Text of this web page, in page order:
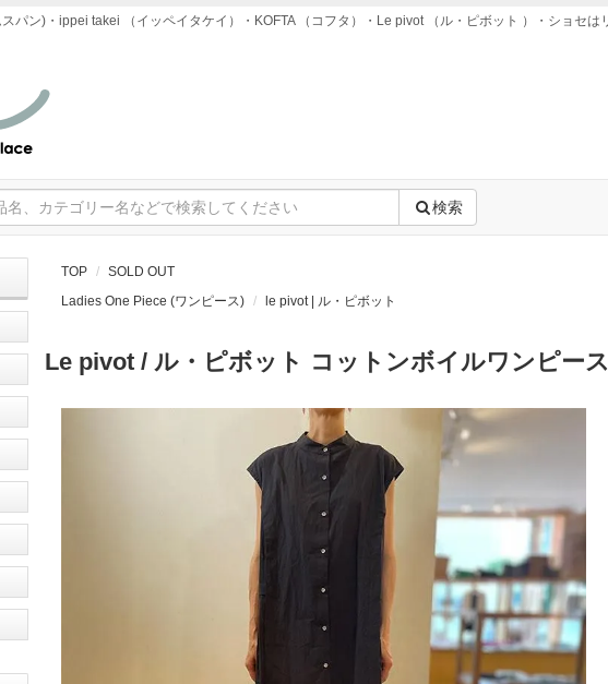
パン)・ippei takei （イッペイタケイ）・KOFTA （コフタ）・Le pivot （ル・ピボット ）・ショセは
検索
TOP
SOLD OUT
Ladies One Piece (ワンピース)
le pivot | ル・ピボット
Le pivot / ル・ピボット コットンボイルワンピー